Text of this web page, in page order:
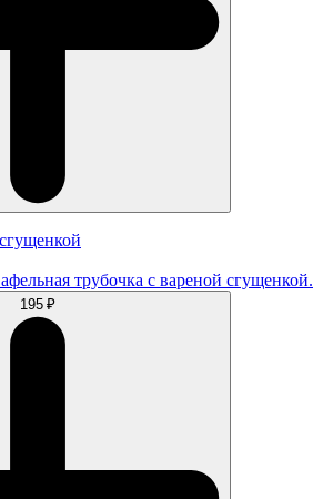
трубочка с вареной сгущенкой.
195 ₽